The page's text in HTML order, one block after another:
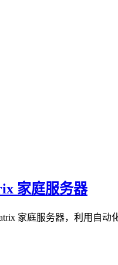
家庭服务器
家庭服务器，利用自动